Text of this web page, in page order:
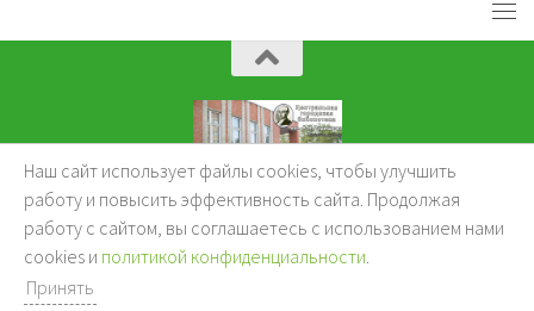
KuzBibliok © 2026.
Наш сайт использует файлы cookies, чтобы улучшить
работу и повысить эффективность сайта. Продолжая
работу с сайтом, вы соглашаетесь с использованием нами
cookies и политикой конфиденциальности.
Принять